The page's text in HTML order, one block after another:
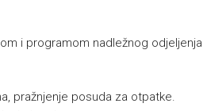
i programom nadležnog odjeljenja
pražnjenje posuda za otpatke.